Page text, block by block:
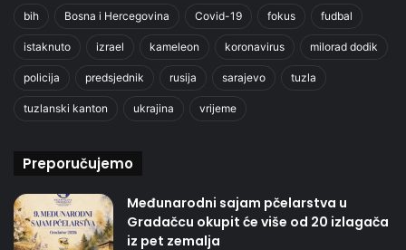
bih Bosna i Hercegovina Covid-19 fokus fudbal
istaknuto izrael kameleon koronavirus milorad dodik
policija predsjednik rusija sarajevo tuzla
tuzlanski kanton ukrajina vrijeme
Preporučujemo
Međunarodni sajam pčelarstva u
Gradačcu okupit će više od 20 izlagača
iz pet zemalja